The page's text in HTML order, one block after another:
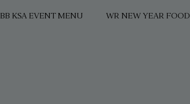
BB KSA EVENT MENU WR NEW YEAR FOOD